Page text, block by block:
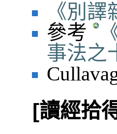
《別
參考
事法之
[讀經拾